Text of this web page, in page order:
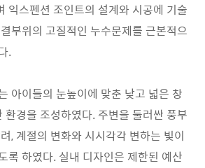
익스펜션 조인트의 설계와 시공에 기술
부위의 고질적인 누수문제를 근본적으
.
아이들의 눈높이에 맞춘 낮고 넓은 창
환경을 조성하였다. 주변을 둘러싼 풍부
, 계절의 변화와 시시각각 변하는 빛이
록 하였다. 실내 디자인은 제한된 예산